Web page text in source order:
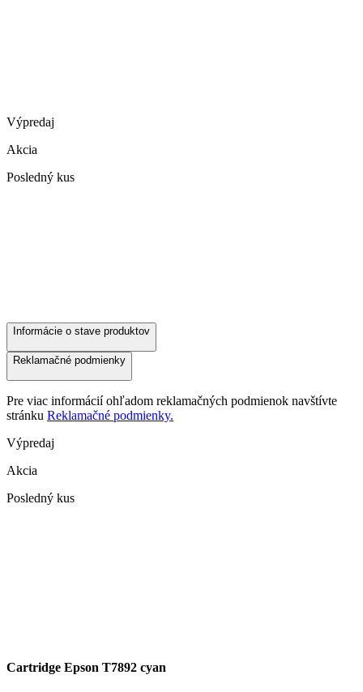
Výpredaj
Akcia
Posledný kus
Informácie o stave produktov
Reklamačné podmienky
Pre viac informácií ohľadom reklamačných podmienok navštívte
stránku Reklamačné podmienky.
Výpredaj
Akcia
Posledný kus
Cartridge Epson T7892 cyan